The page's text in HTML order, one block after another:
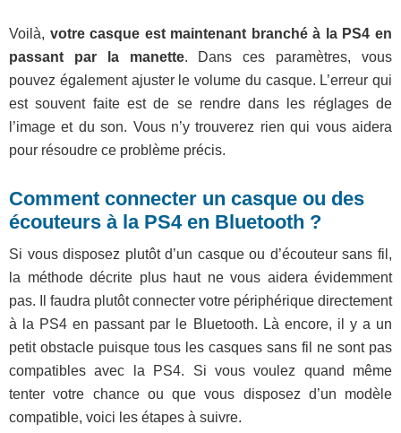
Voilà, votre casque est maintenant branché à la PS4 en
passant par la manette. Dans ces paramètres, vous
pouvez également ajuster le volume du casque. L’erreur qui
est souvent faite est de se rendre dans les réglages de
l’image et du son. Vous n’y trouverez rien qui vous aidera
pour résoudre ce problème précis.
Comment connecter un casque ou des
écouteurs à la PS4 en Bluetooth ?
Si vous disposez plutôt d’un casque ou d’écouteur sans fil,
la méthode décrite plus haut ne vous aidera évidemment
pas. Il faudra plutôt connecter votre périphérique directement
à la PS4 en passant par le Bluetooth. Là encore, il y a un
petit obstacle puisque tous les casques sans fil ne sont pas
compatibles avec la PS4. Si vous voulez quand même
tenter votre chance ou que vous disposez d’un modèle
compatible, voici les étapes à suivre.